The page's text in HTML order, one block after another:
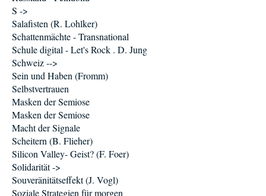
S ->
Salafisten (R. Lohlker)
Schattenmächte - Transnational
Schule digital - Let's Rock . D. Jung
Schweiz -->
Sein und Haben (Fromm)
Selbstvertrauen
Masken der Semiose
Masken der Semiose
Macht der Signale
Scheitern (B. Flieher)
Silicon Valley- Geist? (F. Foer)
Solidarität ->
Souveränitätseffekt (J. Vogl)
Soziale Strategien für morgen